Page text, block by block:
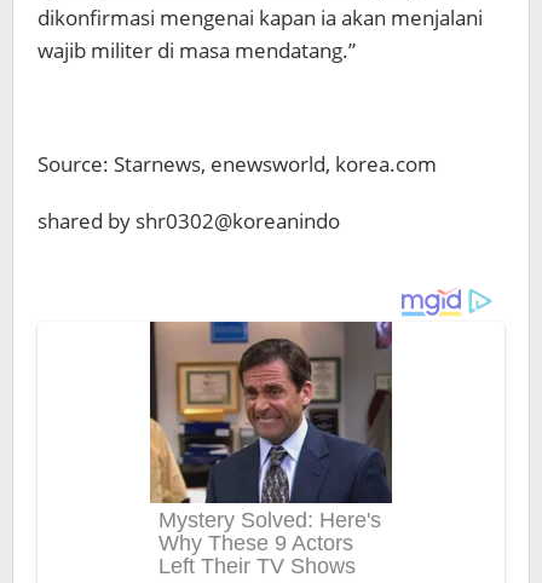
dikonfirmasi mengenai kapan ia akan menjalani
wajib militer di masa mendatang.”
Source: Starnews, enewsworld, korea.com
shared by shr0302@koreanindo